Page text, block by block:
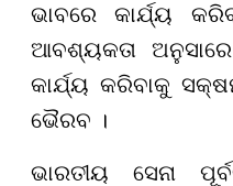
ଭାବରେ କାର୍ଯ୍ୟ
ଆବଶ୍ୟକତା
କାର୍ଯ୍ୟ କରିବାକୁ
ଭୈରବ ।
ଭାରତୀୟ ସେନା